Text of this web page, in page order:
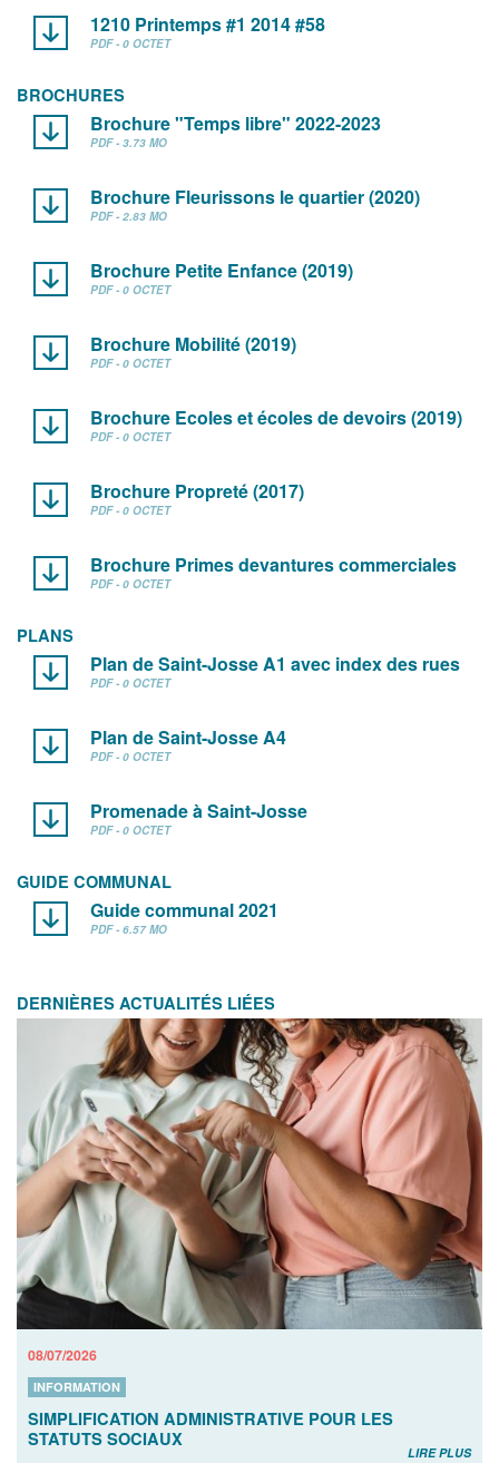
1210 Printemps #1 2014 #58
PDF - 0 OCTET
BROCHURES
Brochure "Temps libre" 2022-2023
PDF - 3.73 MO
Brochure Fleurissons le quartier (2020)
PDF - 2.83 MO
Brochure Petite Enfance (2019)
PDF - 0 OCTET
Brochure Mobilité (2019)
PDF - 0 OCTET
Brochure Ecoles et écoles de devoirs (2019)
PDF - 0 OCTET
Brochure Propreté (2017)
PDF - 0 OCTET
Brochure Primes devantures commerciales
PDF - 0 OCTET
PLANS
Plan de Saint-Josse A1 avec index des rues
PDF - 0 OCTET
Plan de Saint-Josse A4
PDF - 0 OCTET
Promenade à Saint-Josse
PDF - 0 OCTET
GUIDE COMMUNAL
Guide communal 2021
PDF - 6.57 MO
DERNIÈRES ACTUALITÉS LIÉES
08/07/2026
INFORMATION
SIMPLIFICATION ADMINISTRATIVE POUR LES
STATUTS SOCIAUX
LIRE PLUS